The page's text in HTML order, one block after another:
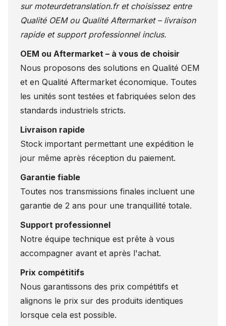
sur moteurdetranslation.fret choisissez entre
Qualité OEM ou Qualité Aftermarket – livraison
rapide et support professionnel inclus.
OEM ou Aftermarket – à vous de choisir
Nous proposons des solutions en Qualité OEM
et en Qualité Aftermarket économique. Toutes
les unités sont testées et fabriquées selon des
standards industriels stricts.
Livraison rapide
Stock important permettant une expédition le
jour même après réception du paiement.
Garantie fiable
Toutes nos transmissions finales incluent une
garantie de 2 ans pour une tranquillité totale.
Support professionnel
Notre équipe technique est prête à vous
accompagner avant et après l'achat.
Prix compétitifs
Nous garantissons des prix compétitifs et
alignons le prix sur des produits identiques
lorsque cela est possible.